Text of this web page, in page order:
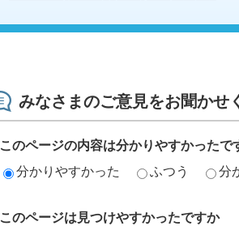
みなさまのご意見をお聞かせ
このページの内容は分かりやすかったで
分かりやすかった
ふつう 分
このページは見つけやすかったですか